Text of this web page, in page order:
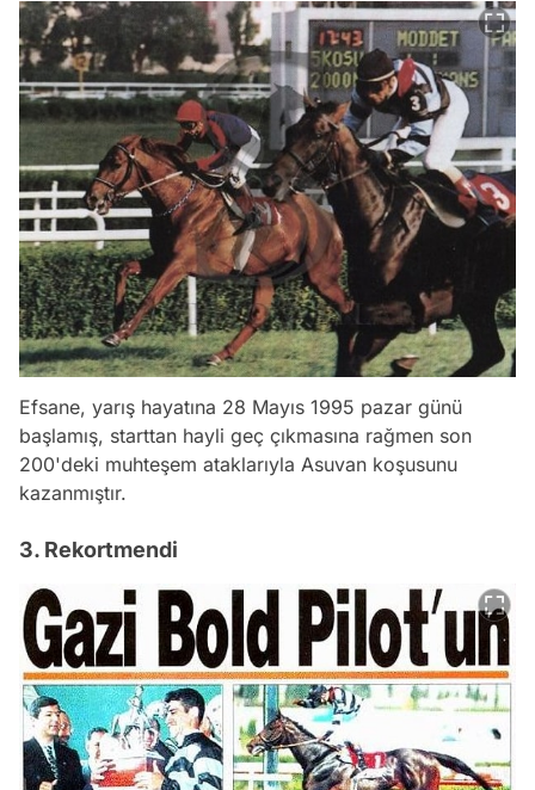
Efsane, yarış hayatına 28 Mayıs 1995 pazar günü
başlamış, starttan hayli geç çıkmasına rağmen son
200'deki muhteşem ataklarıyla Asuvan koşusunu
kazanmıştır.
3. Rekortmendi